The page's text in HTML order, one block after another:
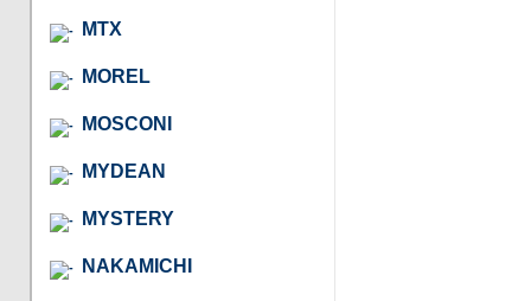
MTX
MOREL
MOSCONI
MYDEAN
MYSTERY
NAKAMICHI